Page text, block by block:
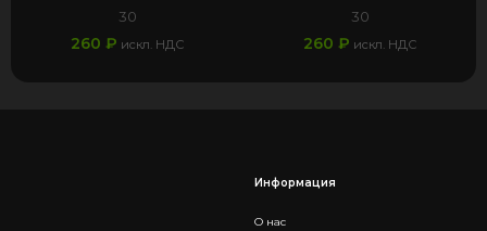
30
260 ₽ искл. НДС
30
260 ₽ искл. НДС
Информация
О нас